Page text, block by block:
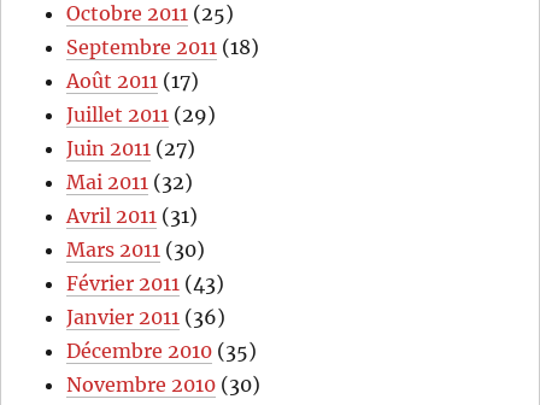
Octobre 2011 (25)
Septembre 2011 (18)
Août 2011 (17)
Juillet 2011 (29)
Juin 2011 (27)
Mai 2011 (32)
Avril 2011 (31)
Mars 2011 (30)
Février 2011 (43)
Janvier 2011 (36)
Décembre 2010 (35)
Novembre 2010 (30)